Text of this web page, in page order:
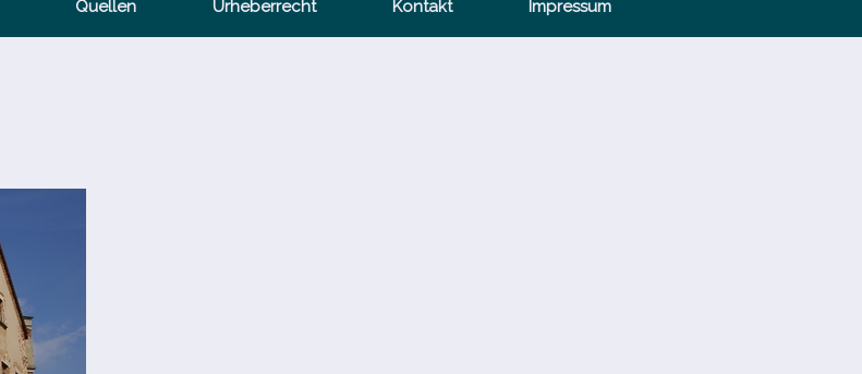
Quellen Urheberrecht Kontakt Impressum